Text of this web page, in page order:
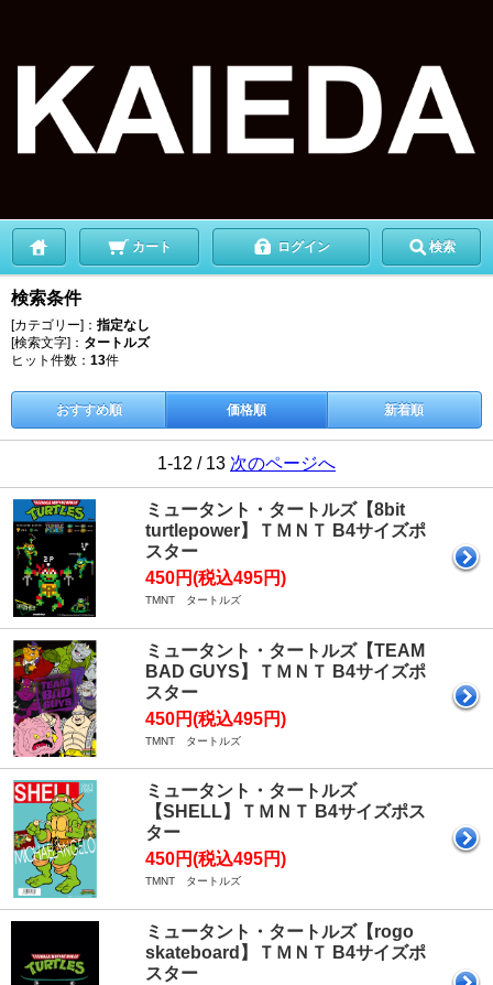
カート ログイン 検索
検索条件
[カテゴリー]： 指定なし
[検索文字]： タートルズ
ヒット件数： 13件
おすすめ順 価格順 新着順
1-12 / 13 次のページへ
ミュータント・タートルズ【8bit
turtlepower】ＴＭＮＴ B4サイズポ
スター
450円(税込495円)
TMNT タートルズ
ミュータント・タートルズ【TEAM
BAD GUYS】ＴＭＮＴ B4サイズポ
スター
450円(税込495円)
TMNT タートルズ
ミュータント・タートルズ
【SHELL】ＴＭＮＴ B4サイズポス
ター
450円(税込495円)
TMNT タートルズ
ミュータント・タートルズ【rogo
skateboard】ＴＭＮＴ B4サイズポ
スター